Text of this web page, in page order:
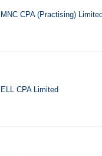
MNC CPA (Practising) Limited
ELL CPA Limited